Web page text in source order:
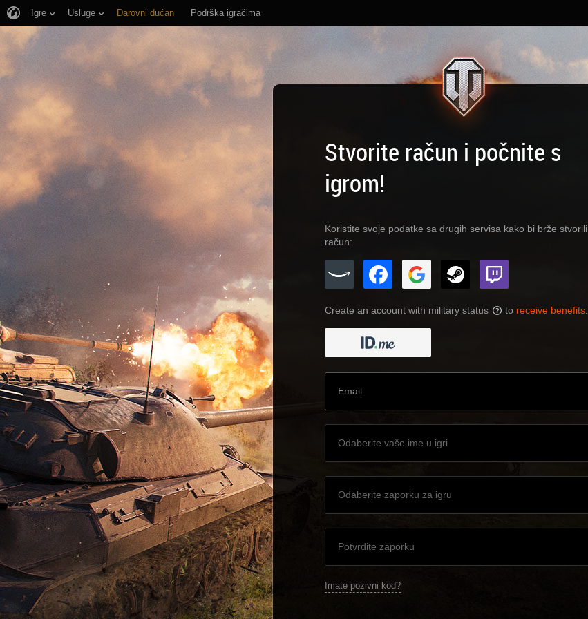
Igre Usluge Darovni dućan Podrška igračima
Stvorite račun i počnite s
igrom!
Koristite svoje podatke sa drugih servisa kako bi brže stvorili
račun:
Create an account with military status ? to receive benefits:
Imate pozivni kod?